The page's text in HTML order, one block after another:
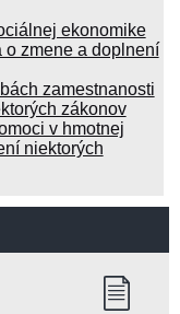
ekonomike
zmene a doplnení
zamestnanosti
zákonov
v hmotnej
niektorých